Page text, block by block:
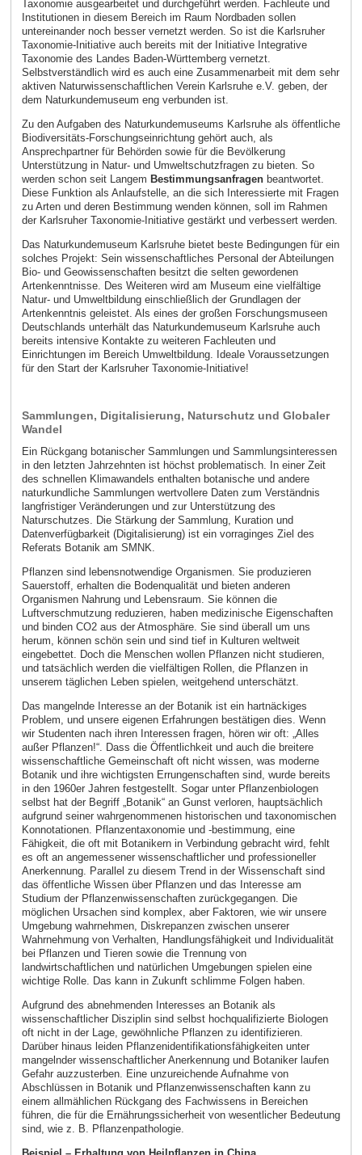
Taxonomie ausgearbeitet und durchgeführt werden. Fachleute und
Institutionen in diesem Bereich im Raum Nordbaden sollen
untereinander noch besser vernetzt werden. So ist die Karlsruher
Taxonomie-Initiative auch bereits mit der Initiative Integrative
Taxonomie des Landes Baden-Württemberg vernetzt.
Selbstverständlich wird es auch eine Zusammenarbeit mit dem sehr
aktiven Naturwissenschaftlichen Verein Karlsruhe e.V. geben, der
dem Naturkundemuseum eng verbunden ist.
Zu den Aufgaben des Naturkundemuseums Karlsruhe als öffentliche
Biodiversitäts-Forschungseinrichtung gehört auch, als
Ansprechpartner für Behörden sowie für die Bevölkerung
Unterstützung in Natur- und Umweltschutzfragen zu bieten. So
werden schon seit Langem Bestimmungsanfragenbeantwortet.
Diese Funktion als Anlaufstelle, an die sich Interessierte mit Fragen
zu Arten und deren Bestimmung wenden können, soll im Rahmen
der Karlsruher Taxonomie-Initiative gestärkt und verbessert werden.
Das Naturkundemuseum Karlsruhe bietet beste Bedingungen für ein
solches Projekt: Sein wissenschaftliches Personal der Abteilungen
Bio- und Geowissenschaften besitzt die selten gewordenen
Artenkenntnisse. Des Weiteren wird am Museum eine vielfältige
Natur- und Umweltbildung einschließlich der Grundlagen der
Artenkenntnis geleistet. Als eines der großen Forschungsmuseen
Deutschlands unterhält das Naturkundemuseum Karlsruhe auch
bereits intensive Kontakte zu weiteren Fachleuten und
Einrichtungen im Bereich Umweltbildung. Ideale Voraussetzungen
für den Start der Karlsruher Taxonomie-Initiative!
Sammlungen, Digitalisierung, Naturschutz und Globaler
Wandel
Ein Rückgang botanischer Sammlungen und Sammlungsinteressen
in den letzten Jahrzehnten ist höchst problematisch. In einer Zeit
des schnellen Klimawandels enthalten botanische und andere
naturkundliche Sammlungen wertvollere Daten zum Verständnis
langfristiger Veränderungen und zur Unterstützung des
Naturschutzes. Die Stärkung der Sammlung, Kuration und
Datenverfügbarkeit (Digitalisierung) ist ein vorraginges Ziel des
Referats Botanik am SMNK.
Pflanzen sind lebensnotwendige Organismen. Sie produzieren
Sauerstoff, erhalten die Bodenqualität und bieten anderen
Organismen Nahrung und Lebensraum. Sie können die
Luftverschmutzung reduzieren, haben medizinische Eigenschaften
und binden CO2 aus der Atmosphäre. Sie sind überall um uns
herum, können schön sein und sind tief in Kulturen weltweit
eingebettet. Doch die Menschen wollen Pflanzen nicht studieren,
und tatsächlich werden die vielfältigen Rollen, die Pflanzen in
unserem täglichen Leben spielen, weitgehend unterschätzt.
Das mangelnde Interesse an der Botanik ist ein hartnäckiges
Problem, und unsere eigenen Erfahrungen bestätigen dies. Wenn
wir Studenten nach ihren Interessen fragen, hören wir oft: „Alles
außer Pflanzen!“. Dass die Öffentlichkeit und auch die breitere
wissenschaftliche Gemeinschaft oft nicht wissen, was moderne
Botanik und ihre wichtigsten Errungenschaften sind, wurde bereits
in den 1960er Jahren festgestellt. Sogar unter Pflanzenbiologen
selbst hat der Begriff „Botanik“ an Gunst verloren, hauptsächlich
aufgrund seiner wahrgenommenen historischen und taxonomischen
Konnotationen. Pflanzentaxonomie und -bestimmung, eine
Fähigkeit, die oft mit Botanikern in Verbindung gebracht wird, fehlt
es oft an angemessener wissenschaftlicher und professioneller
Anerkennung. Parallel zu diesem Trend in der Wissenschaft sind
das öffentliche Wissen über Pflanzen und das Interesse am
Studium der Pflanzenwissenschaften zurückgegangen. Die
möglichen Ursachen sind komplex, aber Faktoren, wie wir unsere
Umgebung wahrnehmen, Diskrepanzen zwischen unserer
Wahrnehmung von Verhalten, Handlungsfähigkeit und Individualität
bei Pflanzen und Tieren sowie die Trennung von
landwirtschaftlichen und natürlichen Umgebungen spielen eine
wichtige Rolle. Das kann in Zukunft schlimme Folgen haben.
Aufgrund des abnehmenden Interesses an Botanik als
wissenschaftlicher Disziplin sind selbst hochqualifizierte Biologen
oft nicht in der Lage, gewöhnliche Pflanzen zu identifizieren.
Darüber hinaus leiden Pflanzenidentifikationsfähigkeiten unter
mangelnder wissenschaftlicher Anerkennung und Botaniker laufen
Gefahr auzzusterben. Eine unzureichende Aufnahme von
Abschlüssen in Botanik und Pflanzenwissenschaften kann zu
einem allmählichen Rückgang des Fachwissens in Bereichen
führen, die für die Ernährungssicherheit von wesentlicher Bedeutung
sind, wie z. B. Pflanzenpathologie.